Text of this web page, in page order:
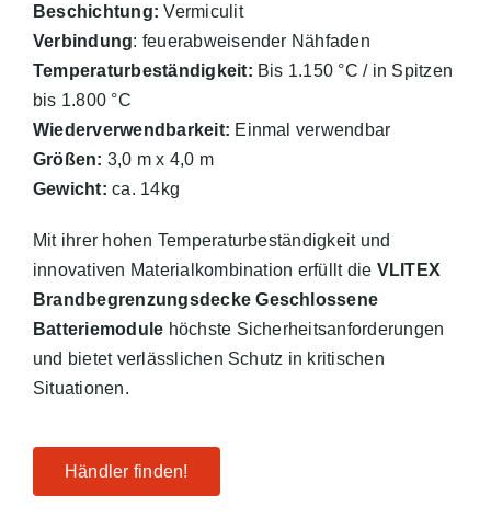
Beschichtung: Vermiculit
Verbindung: feuerabweisender Nähfaden
Temperaturbeständigkeit: Bis 1.150 °C / in Spitzen
bis 1.800 °C
Wiederverwendbarkeit: Einmal verwendbar
Größen: 3,0 m x 4,0 m
Gewicht: ca. 14kg
Mit ihrer hohen Temperaturbeständigkeit und
innovativen Materialkombination erfüllt die VLITEX
Brandbegrenzungsdecke Geschlossene
Batteriemodule höchste Sicherheitsanforderungen
und bietet verlässlichen Schutz in kritischen
Situationen.
Händler finden!